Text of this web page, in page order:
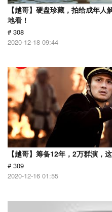
【越哥】硬盘珍藏，拍给成年
地看！
# 308
2020-12-18 09:44
【越哥】筹备12年，2万群演，
# 309
2020-12-16 01:55